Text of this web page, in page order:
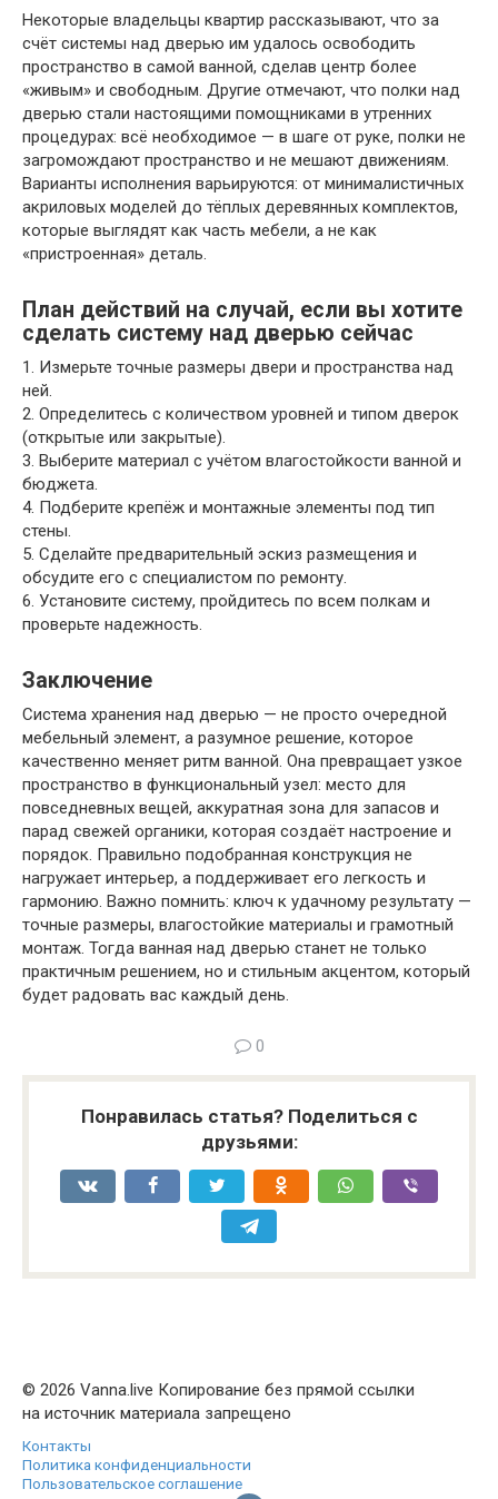
Некоторые владельцы квартир рассказывают, что за
счёт системы над дверью им удалось освободить
пространство в самой ванной, сделав центр более
«живым» и свободным. Другие отмечают, что полки над
дверью стали настоящими помощниками в утренних
процедурах: всё необходимое — в шаге от руке, полки не
загромождают пространство и не мешают движениям.
Варианты исполнения варьируются: от минималистичных
акриловых моделей до тёплых деревянных комплектов,
которые выглядят как часть мебели, а не как
«пристроенная» деталь.
План действий на случай, если вы хотите
сделать систему над дверью сейчас
1. Измерьте точные размеры двери и пространства над
ней.
2. Определитесь с количеством уровней и типом дверок
(открытые или закрытые).
3. Выберите материал с учётом влагостойкости ванной и
бюджета.
4. Подберите крепёж и монтажные элементы под тип
стены.
5. Сделайте предварительный эскиз размещения и
обсудите его с специалистом по ремонту.
6. Установите систему, пройдитесь по всем полкам и
проверьте надежность.
Заключение
Система хранения над дверью — не просто очередной
мебельный элемент, а разумное решение, которое
качественно меняет ритм ванной. Она превращает узкое
пространство в функциональный узел: место для
повседневных вещей, аккуратная зона для запасов и
парад свежей органики, которая создаёт настроение и
порядок. Правильно подобранная конструкция не
нагружает интерьер, а поддерживает его легкость и
гармонию. Важно помнить: ключ к удачному результату —
точные размеры, влагостойкие материалы и грамотный
монтаж. Тогда ванная над дверью станет не только
практичным решением, но и стильным акцентом, который
будет радовать вас каждый день.
0
Понравилась статья? Поделиться с
друзьями:
© 2026 Vanna.live Копирование без прямой ссылки
на источник материала запрещено
Контакты
Политика конфиденциальности
Пользовательское соглашение